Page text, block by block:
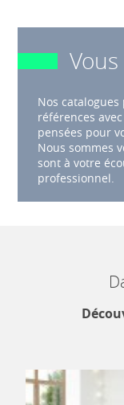
Nos
références
pensées pour
Nous sommes
sont à votre
professionnel.